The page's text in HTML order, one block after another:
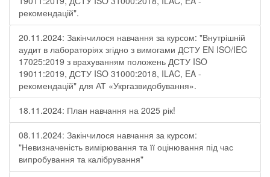
рекомендацій".
20.11.2024: Закінчилося навчання за курсом: "Внутрішній
аудит в лабораторіях згідно з вимогами ДСТУ EN ISO/IEC
17025:2019 з врахуванням положень ДСТУ ISO
19011:2019, ДСТУ ISO 31000:2018, ILAC, EA -
рекомендацій" для АТ «Укргазвидобування».
18.11.2024: План навчання на 2025 рік!
08.11.2024: Закінчилося навчання за курсом:
"Невизначеність вимірювання та її оцінювання під час
випробування та калібрування"